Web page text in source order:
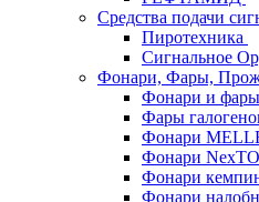
Средства подачи
Пиротехника
Сигнальное
Фонари, Фары,
Фонари и
Фары
Фонари
Фонари
Фонари
Фонари